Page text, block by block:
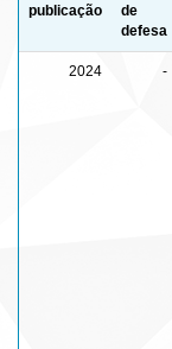
publicação
de
defesa
2024 -